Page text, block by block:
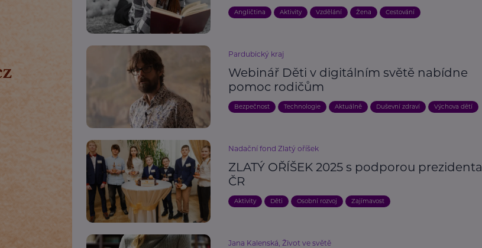
Angličtina Aktivity Vzdělání Žena Cestování
Pardubický kraj
Webinář Děti v digitálním světě nabídne
pomoc rodičům
Bezpečnost Technologie Aktuálně Duševní zdraví Výchova dětí
Nadační fond Zlatý oříšek
ZLATÝ OŘÍŠEK 2025 s podporou prezidenta
ČR
Aktivity Děti Osobní rozvoj Zajímavost
Jana Kalenská, Život ve světě